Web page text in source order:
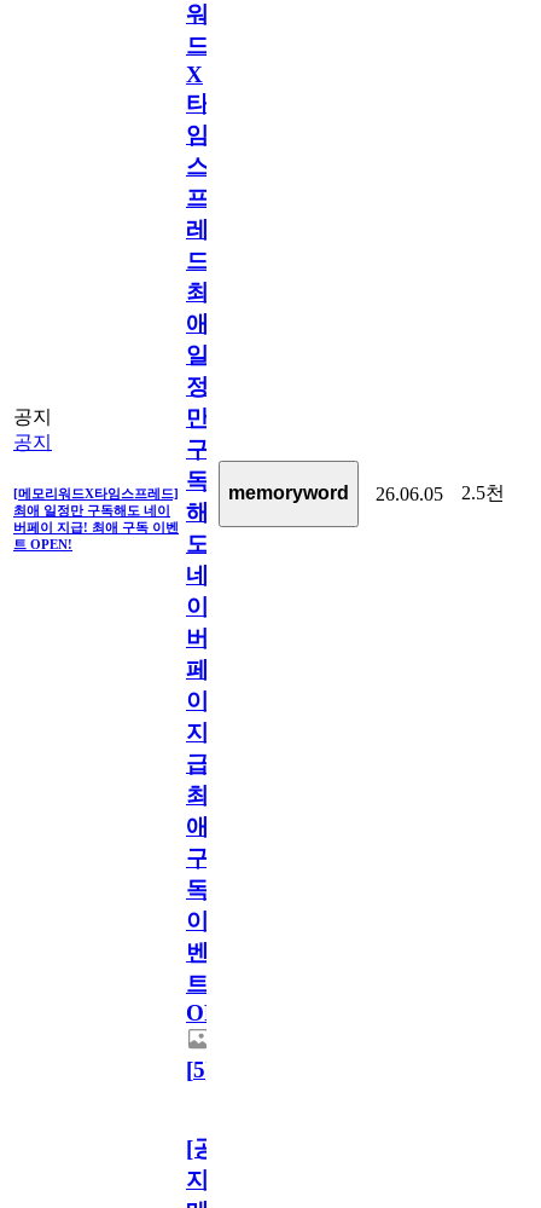
공지
공지
[메모리워드X타임스프레드]
최애 일정만 구독해도 네이
버페이 지급! 최애 구독 이벤
트 OPEN!
워
드
X
타
임
스
프
레
드]
최
애
일
정
만
구
독
해
도
네
이
버
페
이
지
급!
최
애
구
독
이
벤
트
OPEN!
[5]
memoryword 26.06.05 2.5천
[공
지]